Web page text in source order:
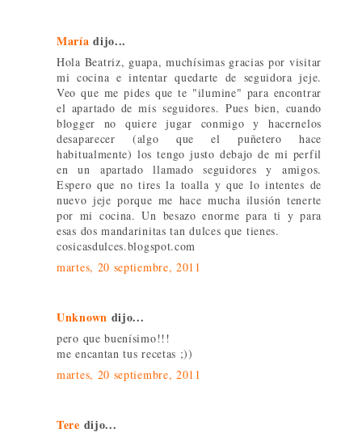
María dijo...
Hola Beatriz, guapa, muchísimas gracias por visitar
mi cocina e intentar quedarte de seguidora jeje.
Veo que me pides que te "ilumine" para encontrar
el apartado de mis seguidores. Pues bien, cuando
blogger no quiere jugar conmigo y hacernelos
desaparecer (algo que el puñetero hace
habitualmente) los tengo justo debajo de mi perfil
en un apartado llamado seguidores y amigos.
Espero que no tires la toalla y que lo intentes de
nuevo jeje porque me hace mucha ilusión tenerte
por mi cocina. Un besazo enorme para ti y para
esas dos mandarinitas tan dulces que tienes.
cosicasdulces.blogspot.com
martes, 20 septiembre, 2011
Unknown dijo...
pero que buenísimo!!!
me encantan tus recetas ;))
martes, 20 septiembre, 2011
Tere dijo...